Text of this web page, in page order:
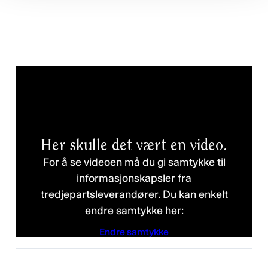
Her skulle det vært en video.
For å se videoen må du gi samtykke til
informasjonskapsler fra
tredjepartsleverandører. Du kan enkelt
endre samtykke her:
Endre samtykke